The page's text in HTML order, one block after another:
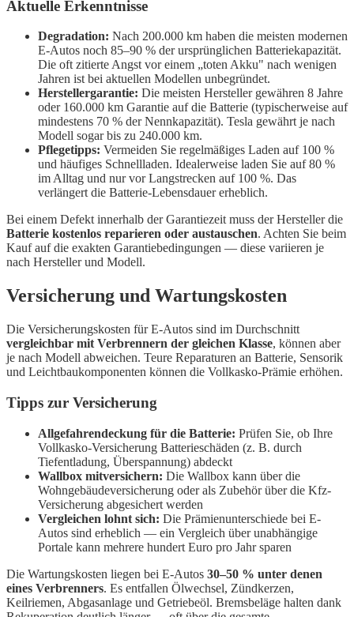
Aktuelle Erkenntnisse
Degradation: Nach 200.000 km haben die meisten modernen
E-Autos noch 85–90 % der ursprünglichen Batteriekapazität.
Die oft zitierte Angst vor einem „toten Akku" nach wenigen
Jahren ist bei aktuellen Modellen unbegründet.
Herstellergarantie: Die meisten Hersteller gewähren 8 Jahre
oder 160.000 km Garantie auf die Batterie (typischerweise auf
mindestens 70 % der Nennkapazität). Tesla gewährt je nach
Modell sogar bis zu 240.000 km.
Pflegetipps: Vermeiden Sie regelmäßiges Laden auf 100 %
und häufiges Schnellladen. Idealerweise laden Sie auf 80 %
im Alltag und nur vor Langstrecken auf 100 %. Das
verlängert die Batterie-Lebensdauer erheblich.
Bei einem Defekt innerhalb der Garantiezeit muss der Hersteller die
Batterie kostenlos reparieren oder austauschen. Achten Sie beim
Kauf auf die exakten Garantiebedingungen — diese variieren je
nach Hersteller und Modell.
Versicherung und Wartungskosten
Die Versicherungskosten für E-Autos sind im Durchschnitt
vergleichbar mit Verbrennern der gleichen Klasse, können aber
je nach Modell abweichen. Teure Reparaturen an Batterie, Sensorik
und Leichtbaukomponenten können die Vollkasko-Prämie erhöhen.
Tipps zur Versicherung
Allgefahrendeckung für die Batterie: Prüfen Sie, ob Ihre
Vollkasko-Versicherung Batterieschäden (z. B. durch
Tiefentladung, Überspannung) abdeckt
Wallbox mitversichern: Die Wallbox kann über die
Wohngebäudeversicherung oder als Zubehör über die Kfz-
Versicherung abgesichert werden
Vergleichen lohnt sich: Die Prämienunterschiede bei E-
Autos sind erheblich — ein Vergleich über unabhängige
Portale kann mehrere hundert Euro pro Jahr sparen
Die Wartungskosten liegen bei E-Autos 30–50 % unter denen
eines Verbrenners. Es entfallen Ölwechsel, Zündkerzen,
Keilriemen, Abgasanlage und Getriebeöl. Bremsbeläge halten dank